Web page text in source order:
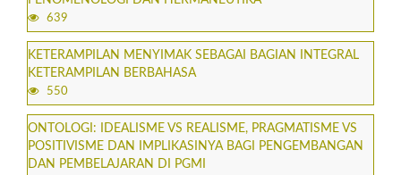
639
KETERAMPILAN MENYIMAK SEBAGAI BAGIAN INTEGRAL
KETERAMPILAN BERBAHASA
550
ONTOLOGI: IDEALISME VS REALISME, PRAGMATISME VS
POSITIVISME DAN IMPLIKASINYA BAGI PENGEMBANGAN
DAN PEMBELAJARAN DI PGMI